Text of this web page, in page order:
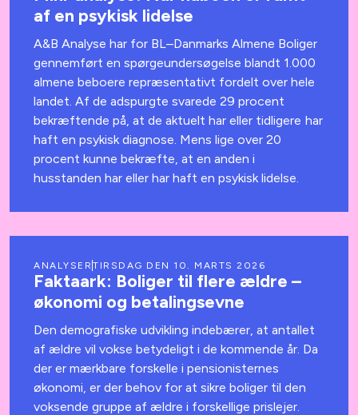
af en psykisk lidelse
A&B Analyse har for BL–Danmarks Almene Boliger
gennemført en spørgeundersøgelse blandt 1.000
almene beboere repræsentativt fordelt over hele
landet. Af de adspurgte svarede 29 procent
bekræftende på, at de aktuelt har eller tidligere har
haft en psykisk diagnose. Mens lige over 20
procent kunne bekræfte, at en anden i
husstanden har eller har haft en psykisk lidelse.
ANALYSER TIRSDAG DEN 10. MARTS 2026
Faktaark: Boliger til flere ældre –
økonomi og betalingsevne
Den demografiske udvikling indebærer, at antallet
af ældre vil vokse betydeligt i de kommende år. Da
der er mærkbare forskelle i pensionisternes
økonomi, er der behov for at sikre boliger til den
voksende gruppe af ældre i forskellige prislejer.